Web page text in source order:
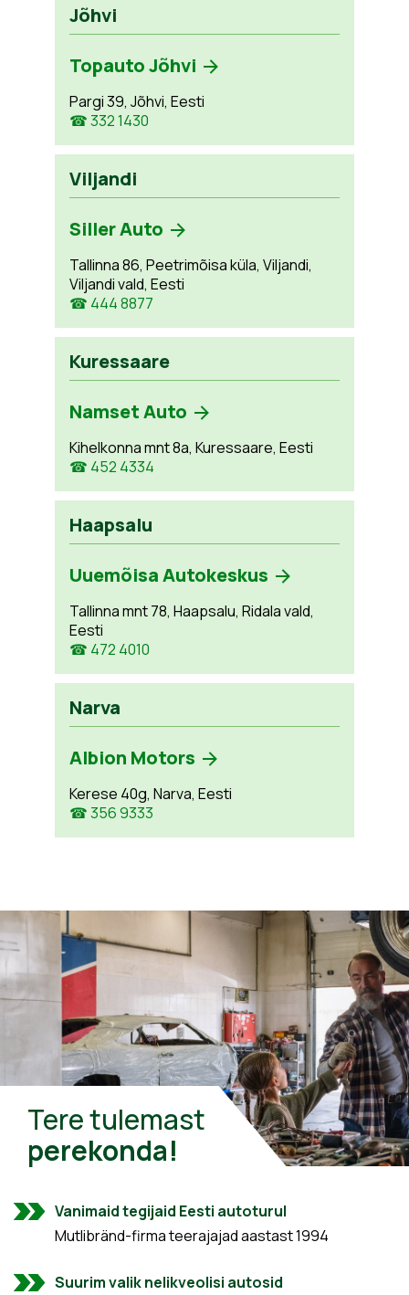
Jõhvi
Topauto Jõhvi
Pargi 39, Jõhvi, Eesti
☎ 332 1430
Viljandi
Siller Auto
Tallinna 86, Peetrimõisa küla, Viljandi,
Viljandi vald, Eesti
☎ 444 8877
Kuressaare
Namset Auto
Kihelkonna mnt 8a, Kuressaare, Eesti
☎ 452 4334
Haapsalu
Uuemõisa Autokeskus
Tallinna mnt 78, Haapsalu, Ridala vald,
Eesti
☎ 472 4010
Narva
Albion Motors
Kerese 40g, Narva, Eesti
☎ 356 9333
Tere tulemast
perekonda!
Vanimaid tegijaid Eesti autoturul
Mutlibränd-firma teerajajad aastast 1994
Suurim valik nelikveolisi autosid